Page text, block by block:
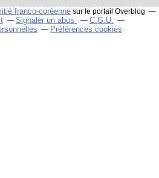
franco-coréenne sur le portail Overblog
Signaler un abus
C.G.U.
Préférences cookies